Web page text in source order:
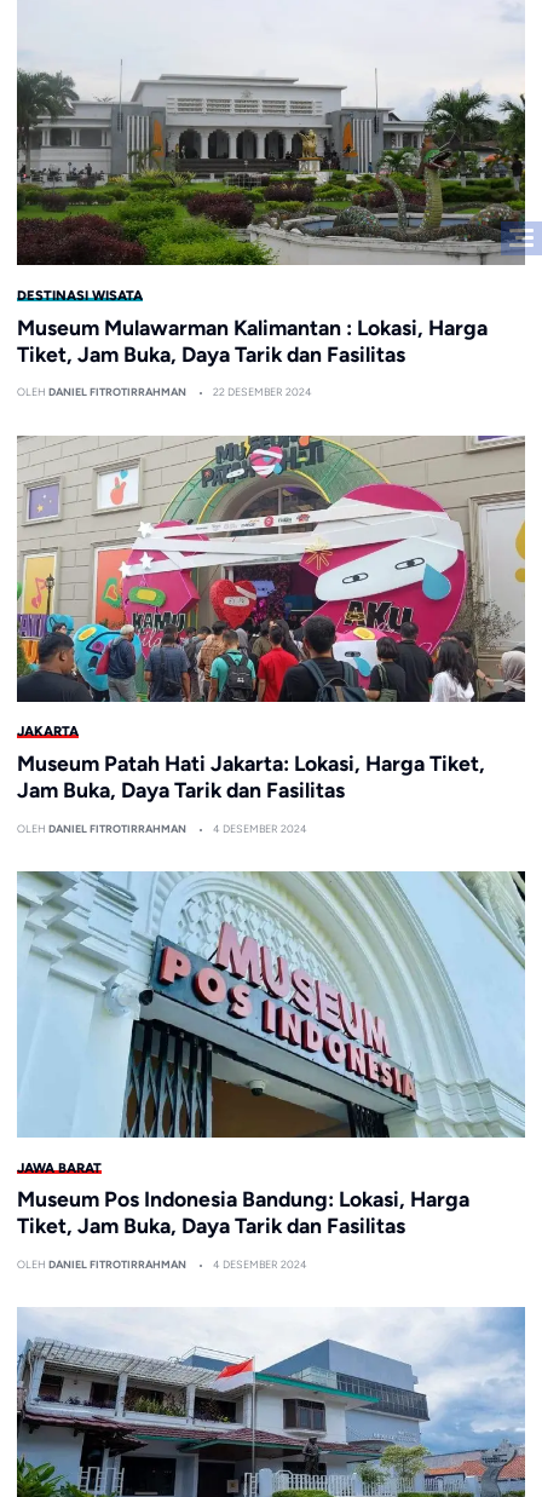
DESTINASI WISATA
Museum Mulawarman Kalimantan : Lokasi, Harga
Tiket, Jam Buka, Daya Tarik dan Fasilitas
OLEH DANIEL FITROTIRRAHMAN 22 DESEMBER 2024
JAKARTA
Museum Patah Hati Jakarta: Lokasi, Harga Tiket,
Jam Buka, Daya Tarik dan Fasilitas
OLEH DANIEL FITROTIRRAHMAN 4 DESEMBER 2024
JAWA BARAT
Museum Pos Indonesia Bandung: Lokasi, Harga
Tiket, Jam Buka, Daya Tarik dan Fasilitas
OLEH DANIEL FITROTIRRAHMAN 4 DESEMBER 2024